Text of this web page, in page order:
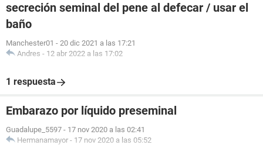
secreción seminal del pene al defecar / usar el
baño
Manchester01 - 20 dic 2021 a las 17:21
Andres - 12 abr 2022 a las 17:02
1 respuesta
Embarazo por líquido preseminal
Guadalupe_5597 - 17 nov 2020 a las 02:41
Hermanamayor - 17 nov 2020 a las 05:52